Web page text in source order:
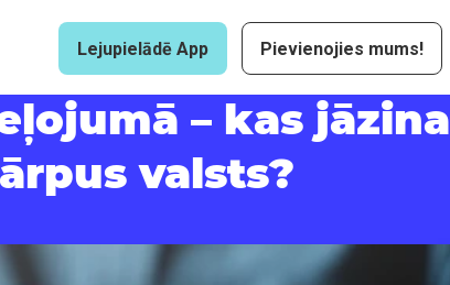
Lejupielādē App Pievienojies mums!
– kas jāzina
valsts?